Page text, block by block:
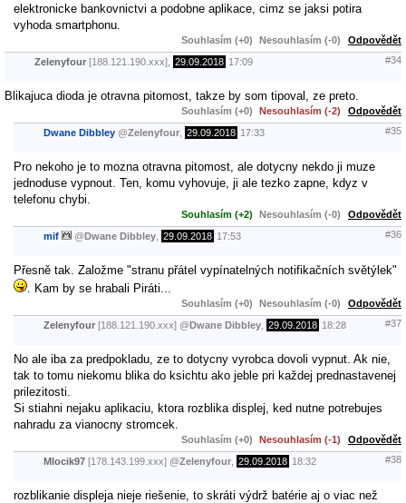
elektronicke bankovnictvi a podobne aplikace, cimz se jaksi potira
vyhoda smartphonu.
Souhlasím (+0) Nesouhlasím (-0) Odpovědět
Zelenyfour [188.121.190.xxx], 29.09.2018 17:09 #34
Blikajuca dioda je otravna pitomost, takze by som tipoval, ze preto.
Souhlasím (+0) Nesouhlasím (-2) Odpovědět
Dwane Dibbley @Zelenyfour 29.09.2018 17:33 #35
Pro nekoho je to mozna otravna pitomost, ale dotycny nekdo ji muze
jednoduse vypnout. Ten, komu vyhovuje, ji ale tezko zapne, kdyz v
telefonu chybi.
Souhlasím (+2) Nesouhlasím (-0) Odpovědět
mif @Dwane Dibbley 29.09.2018 17:53 #36
Přesně tak. Založme "stranu přátel vypínatelných notifikačních světýlek"
. Kam by se hrabali Piráti...
Souhlasím (+0) Nesouhlasím (-0) Odpovědět
Zelenyfour [188.121.190.xxx] @Dwane Dibbley 29.09.2018 18:28 #37
No ale iba za predpokladu, ze to dotycny vyrobca dovoli vypnut. Ak nie,
tak to tomu niekomu blika do ksichtu ako jeble pri každej prednastavenej
prilezitosti.
Si stiahni nejaku aplikaciu, ktora rozblika displej, ked nutne potrebujes
nahradu za vianocny stromcek.
Souhlasím (+0) Nesouhlasím (-1) Odpovědět
Mlocik97 [178.143.199.xxx] @Zelenyfour 29.09.2018 18:32 #38
rozblikanie displeja nieje riešenie, to skráti výdrž batérie aj o viac než